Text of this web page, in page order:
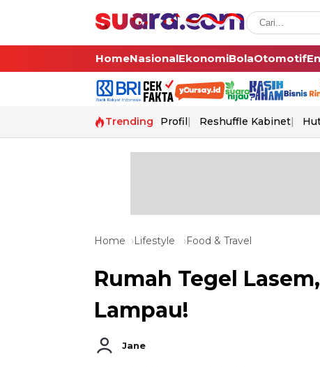
HomeNasionalEkonomiBolaOtomotif
Trending Profil Reshuffle Kabinet
Home Lifestyle Food & Travel
Rumah Tegel
Lampau!
Jane